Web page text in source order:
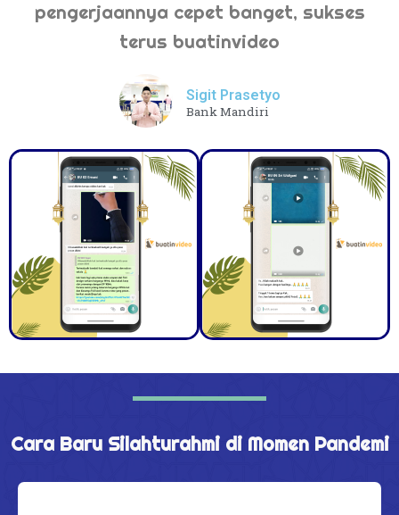
pengerjaannya cepet banget, sukses
terus buatinvideo
Sigit Prasetyo
Bank Mandiri
Cara Baru Silahturahmi di Momen Pandemi